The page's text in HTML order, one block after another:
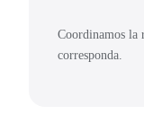
Coordinamos la
corresponda.